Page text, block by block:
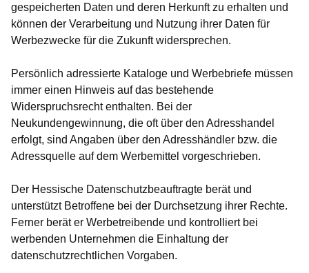
gespeicherten Daten und deren Herkunft zu erhalten und
können der Verarbeitung und Nutzung ihrer Daten für
Werbezwecke für die Zukunft widersprechen.
Persönlich adressierte Kataloge und Werbebriefe müssen
immer einen Hinweis auf das bestehende
Widerspruchsrecht enthalten. Bei der
Neukundengewinnung, die oft über den Adresshandel
erfolgt, sind Angaben über den Adresshändler bzw. die
Adressquelle auf dem Werbemittel vorgeschrieben.
Der Hessische Datenschutzbeauftragte berät und
unterstützt Betroffene bei der Durchsetzung ihrer Rechte.
Ferner berät er Werbetreibende und kontrolliert bei
werbenden Unternehmen die Einhaltung der
datenschutzrechtlichen Vorgaben.